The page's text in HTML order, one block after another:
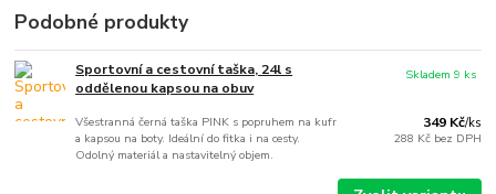
Podobné produkty
Sportovní a cestovní taška, 24l s
oddělenou kapsou na obuv
Všestranná černá taška PINK s popruhem na kufr
a kapsou na boty. Ideální do fitka i na cesty.
Odolný materiál a nastavitelný objem.
349 Kč/ks
288 Kč bez DPH
Skladem 9 ks